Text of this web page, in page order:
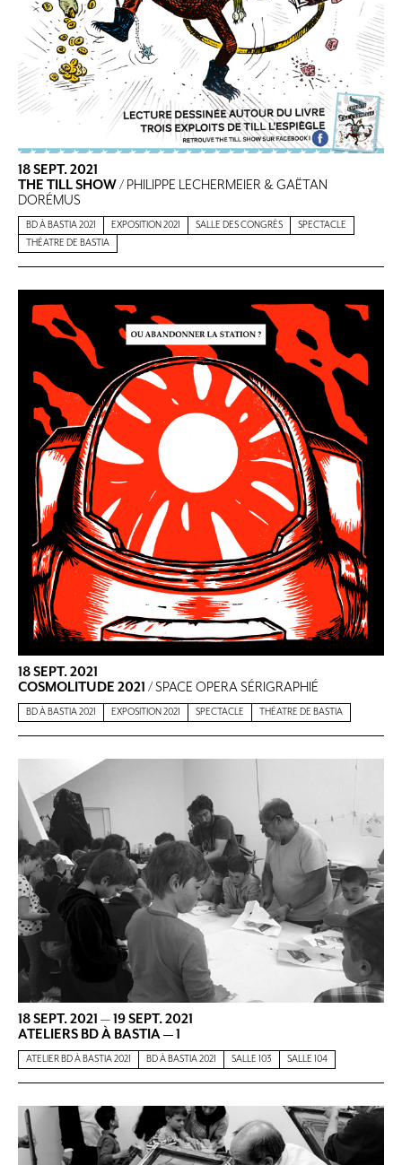
18 SEPT. 2021
THE TILL SHOW/ PHILIPPE LECHERMEIER & GAËTAN
DORÉMUS
BD À BASTIA 2021 EXPOSITION 2021 SALLE DES CONGRÈS
SPECTACLE
THÉATRE DE BASTIA
18 SEPT. 2021
COSMOLITUDE 2021 / SPACE OPERA SÉRIGRAPHIÉ
BD À BASTIA 2021 EXPOSITION 2021 SPECTACLE THÉATRE DE BASTIA
18 SEPT. 2021 —19 SEPT. 2021
ATELIERS BD À BASTIA — 1
ATELIER BD À BASTIA 2021 BD À BASTIA 2021 SALLE 103 SALLE 104